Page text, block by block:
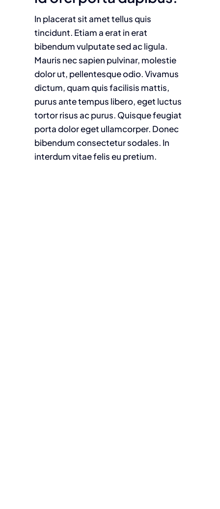
In placerat sit amet tellus quis
tincidunt. Etiam a erat in erat
bibendum vulputate sed ac ligula.
Mauris nec sapien pulvinar, molestie
dolor ut, pellentesque odio. Vivamus
dictum, quam quis facilisis mattis,
purus ante tempus libero, eget luctus
tortor risus ac purus. Quisque feugiat
porta dolor eget ullamcorper. Donec
bibendum consectetur sodales. In
interdum vitae felis eu pretium.